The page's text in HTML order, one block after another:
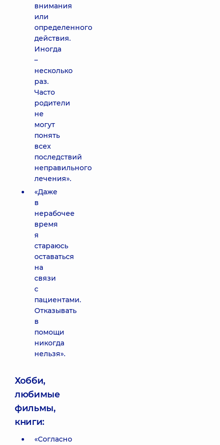
внимания
или
определенного
действия.
Иногда
–
несколько
раз.
Часто
родители
не
могут
понять
всех
последствий
неправильного
лечения».
«Даже
в
нерабочее
время
я
стараюсь
оставаться
на
связи
с
пациентами.
Отказывать
в
помощи
никогда
нельзя».
Хобби,
любимые
фильмы,
книги:
«Согласно